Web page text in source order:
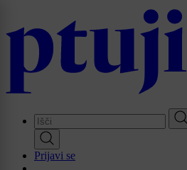
main
Prijavi se